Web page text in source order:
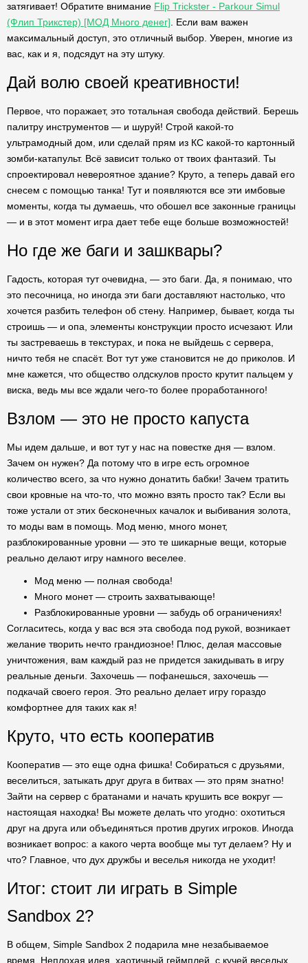
затягивает! Обратите внимание Flip Trickster - Parkour Simul
(Флип Трикстер) [МОД Много денег] . Если вам важен
максимальный доступ, это отличный выбор. Уверен, многие из
вас, как и я, подсядут на эту штуку.
Дай волю своей креативности!
Первое, что поражает, это тотальная свобода действий. Берешь
палитру инструментов — и шуруй! Строй какой-то
ультрамодный дом, или сделай прям из КС какой-то картонный
зомби-катапульт. Всё зависит только от твоих фантазий. Ты
спроектировал невероятное здание? Круто, а теперь давай его
снесем с помощью танка! Тут и появляются все эти имбовые
моменты, когда ты думаешь, что обошел все законные границы
— и в этот момент игра дает тебе еще больше возможностей!
Но где же баги и зашквары?
Гадость, которая тут очевидна, — это баги. Да, я понимаю, что
это песочница, но иногда эти баги доставляют настолько, что
хочется разбить телефон об стену. Например, бывает, когда ты
строишь — и опа, элементы конструкции просто исчезают. Или
ты застреваешь в текстурах, и пока не выйдешь с сервера,
ничто тебя не спасёт. Вот тут уже становится не до приколов. И
мне кажется, что общество олдскулов просто крутит пальцем у
виска, ведь мы все ждали чего-то более проработанного!
Взлом — это не просто капуста
Мы идем дальше, и вот тут у нас на повестке дня — взлом.
Зачем он нужен? Да потому что в игре есть огромное
количество всего, за что нужно донатить бабки! Зачем тратить
свои кровные на что-то, что можно взять просто так? Если вы
тоже устали от этих бесконечных качалок и выбивания золота,
то моды вам в помощь. Мод меню, много монет,
разблокированные уровни — это те шикарные вещи, которые
реально делают игру намного веселее.
Мод меню — полная свобода!
Много монет — строить захватывающе!
Разблокированные уровни — забудь об ограничениях!
Согласитесь, когда у вас вся эта свобода под рукой, возникает
желание творить нечто грандиозное! Плюс, делая массовые
уничтожения, вам каждый раз не придется закидывать в игру
реальные деньги. Захочешь — пофанешься, захочешь —
подкачай своего героя. Это реально делает игру гораздо
комфортнее для таких как я!
Круто, что есть кооператив
Кооператив — это еще одна фишка! Собираться с друзьями,
веселиться, затыкать друг друга в битвах — это прям знатно!
Зайти на сервер с братанами и начать крушить все вокруг —
настоящая находка! Вы можете делать что угодно: охотиться
друг на друга или объединяться против других игроков. Иногда
возникает вопрос: а какого черта вообще мы тут делаем? Ну и
что? Главное, что дух дружбы и веселья никогда не уходит!
Итог: стоит ли играть в Simple
Sandbox 2?
В общем, Simple Sandbox 2 подарила мне незабываемое
время. Неплохая идея, хаотичный геймплей, с кучей веселых